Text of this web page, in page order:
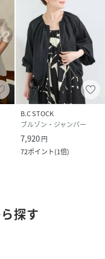
B.C STOCK
ブルゾン・ジャンパー
7,920円
72ポイント(1倍)
探す